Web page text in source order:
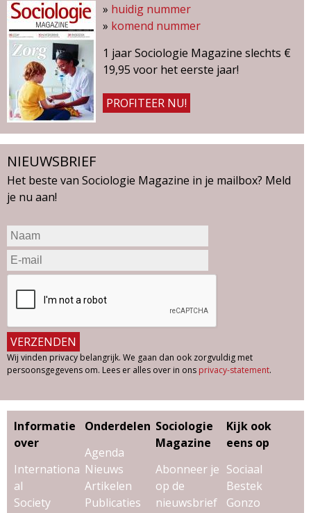
» huidig nummer
» komend nummer
1 jaar Sociologie Magazine slechts €
19,95 voor het eerste jaar!
PROFITEER NU!
NIEUWSBRIEF
Het beste van Sociologie Magazine in je mailbox? Meld
je nu aan!
Wij vinden privacy belangrijk. We gaan dan ook zorgvuldig met
persoonsgegevens om. Lees er alles over in ons privacy-statement.
Informatie
over
Internationa
al
Society
Onderdelen
Agenda
Nieuws
Artikelen
Publicaties
Sociologie
Magazine
Abonneer je
op de
nieuwsbrief
Kijk ook
eens op
Sociaal
Bestek
Gonzo